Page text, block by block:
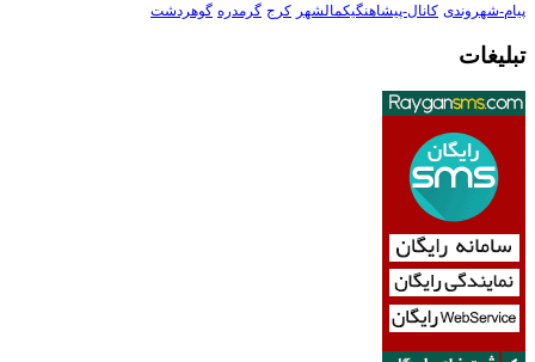
پیام-شهروندی کانال-پیشاهنگیکمالشهر کرج گرمدره گوهردشت
تبلیغات